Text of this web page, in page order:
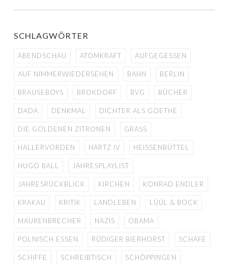
SCHLAGWÖRTER
ABENDSCHAU ATOMKRAFT AUFGEGESSEN
AUF NIMMERWIEDERSEHEN BAHN BERLIN
BRAUSEBOYS BROKDORF BVG BÜCHER
DADA DENKMAL DICHTER ALS GOETHE
DIE GOLDENEN ZITRONEN GRASS
HALLERVORDEN HARTZ IV HEISSENBÜTTEL
HUGO BALL JAHRESPLAYLIST
JAHRESRÜCKBLICK KIRCHEN KONRAD ENDLER
KRAKAU KRITIK LANDLEBEN LÜÜL & BOCK
MAURENBRECHER NAZIS OBAMA
POLNISCH ESSEN RÜDIGER BIERHORST SCHAFE
SCHIFFE SCHREIBTISCH SCHÖPPINGEN